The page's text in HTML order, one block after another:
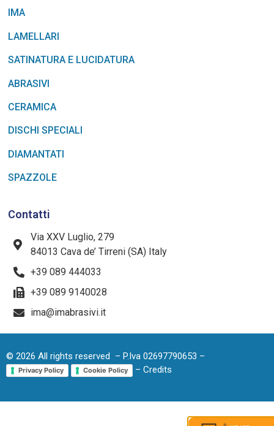
IMA
LAMELLARI
SATINATURA E LUCIDATURA
ABRASIVI
CERAMICA
DISCHI SPECIALI
DIAMANTATI
SPAZZOLE
Contatti
Via XXV Luglio, 279
84013 Cava de’ Tirreni (SA) Italy
+39 089 444033
+39 089 9140028
ima@imabrasivi.it
© 2026 All rights reserved – P.Iva 02697790653 –
Privacy Policy Cookie Policy – Credits